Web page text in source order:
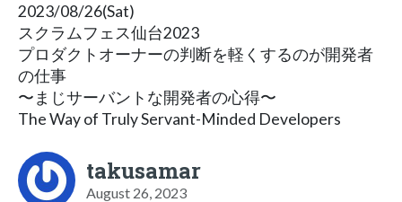
2023/08/26(Sat)
スクラムフェス仙台2023
プロダクトオーナーの判断を軽くするのが開発者
の仕事
〜まじサーバントな開発者の心得〜
The Way of Truly Servant-Minded Developers
takusamar
August 26, 2023